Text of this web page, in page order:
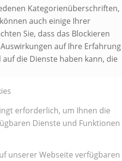
Kategorienüberschriften,
auch einige Ihrer
Sie, dass das Blockieren
auf Ihre Erfahrung
die Dienste haben kann, die
erforderlich, um Ihnen die
Dienste und Funktionen
unserer Webseite verfügbaren